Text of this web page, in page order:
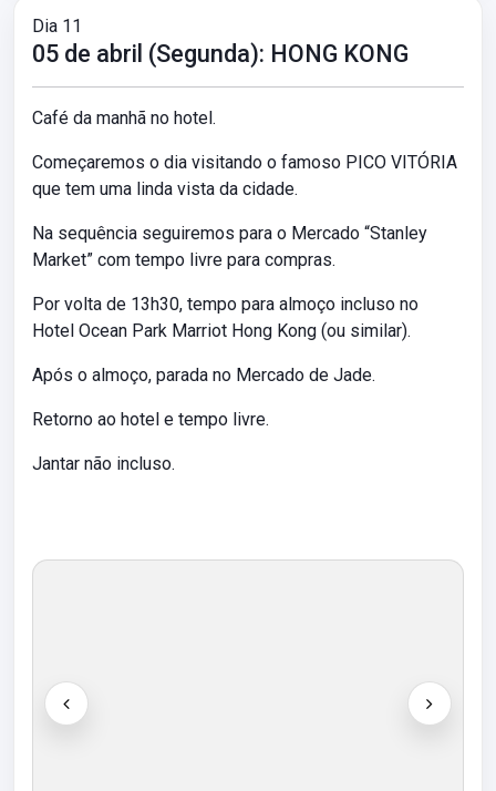
Dia 11
05 de abril (Segunda): HONG KONG
Café da manhã no hotel.
Começaremos o dia visitando o famoso PICO VITÓRIA
que tem uma linda vista da cidade.
Na sequência seguiremos para o Mercado “Stanley
Market” com tempo livre para compras.
Por volta de 13h30, tempo para almoço incluso no
Hotel Ocean Park Marriot Hong Kong (ou similar).
Após o almoço, parada no Mercado de Jade.
Retorno ao hotel e tempo livre.
Jantar não incluso.